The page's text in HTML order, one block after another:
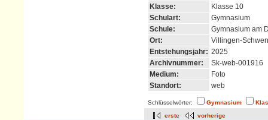
Klasse:
Klasse 10
Schulart:
Gymnasium
Schule:
Gymnasium am
Ort:
Villingen-
Entstehungsjahr: 2025
Archivnummer:
Sk-web-001916
Medium:
Foto
Standort:
web
Schlüsselwörter: Gymnasium
erste
vorherige